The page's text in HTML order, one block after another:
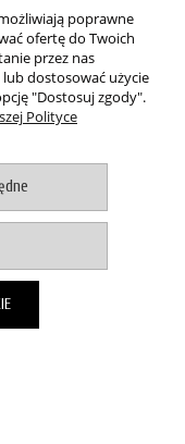
poprawne
ofertę do Twoich
przez nas
dostosować użycie
"Dostosuj zgody".
Polityce